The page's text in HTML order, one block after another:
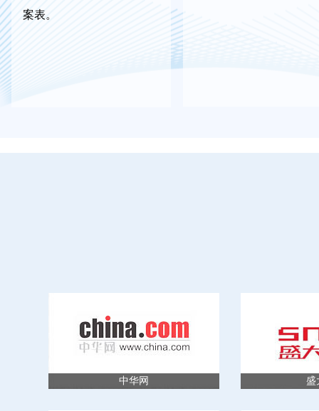
案表。
中华网 盛